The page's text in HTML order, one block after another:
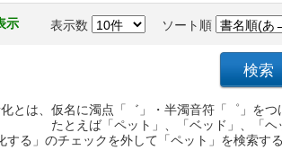
示 表示数 ソート順
とは、仮名に濁点「゛」・半濁音符「゜」を
たとえば「ペット」、「ベッド」、「
する」のチェックを外して「ペット」を検索